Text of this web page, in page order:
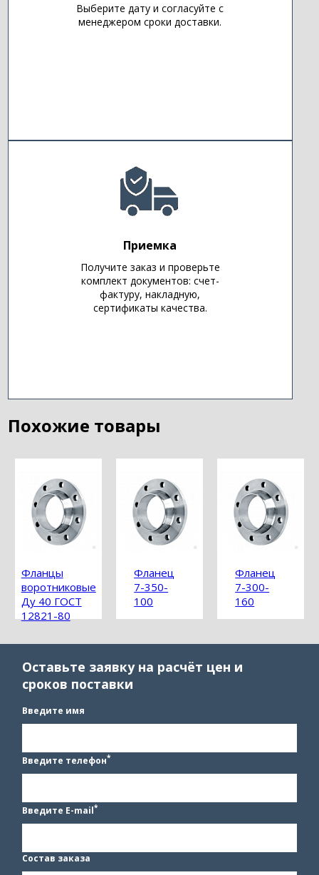
Выберите дату и согласуйте с
менеджером сроки доставки.
Приемка
Получите заказ и проверьте
комплект документов: счет-
фактуру, накладную,
сертификаты качества.
Похожие товары
Фланцы
воротниковые
Ду 40 ГОСТ
12821-80
Фланец
7-350-
100
Фланец
7-300-
160
Оставьте заявку на расчёт цен и
сроков поставки
Введите имя
Введите телефон*
Введите E-mail*
Состав заказа